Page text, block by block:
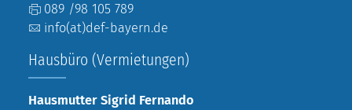
089 /98 105 789
info(at)def-bayern.de
Hausbüro (Vermietungen)
Hausmutter Sigrid Fernando